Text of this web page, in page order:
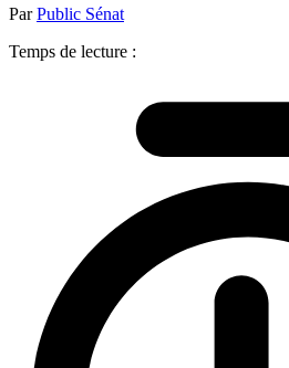
ParPublic Sénat
Temps de lecture :